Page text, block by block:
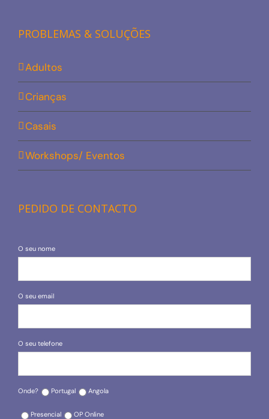
PROBLEMAS & SOLUÇÕES
Adultos
Crianças
Casais
Workshops/ Eventos
PEDIDO DE CONTACTO
O seu nome
O seu email
O seu telefone
Onde? Portugal Angola
Presencial OP Online